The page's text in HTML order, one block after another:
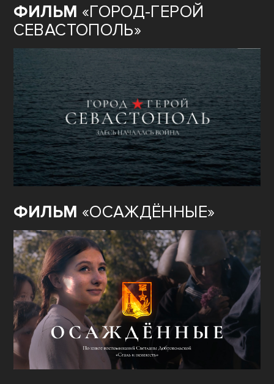
ФИЛЬМ «ГОРОД-ГЕРОЙ
СЕВАСТОПОЛЬ»
ФИЛЬМ «ОСАЖДЁННЫЕ»